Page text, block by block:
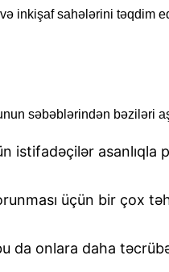
inkişaf sahələrini təqdim
səbəblərindən bəziləri
istifadəçilər asanlıqla
üçün bir çox
da onlara daha